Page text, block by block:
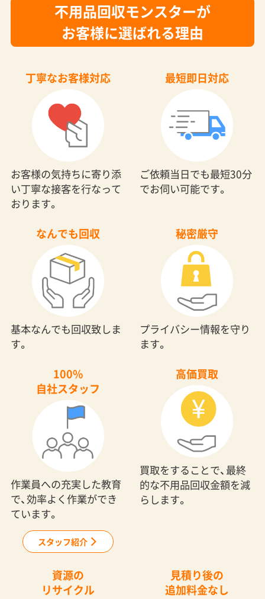
不用品回収モンスターが
お客様に選ばれる理由
丁寧なお客様対応
お客様の気持ちに寄り添
い丁寧な接客を行なって
おります。
最短即日対応
ご依頼当日でも最短30分
でお伺い可能です。
なんでも回収
基本なんでも回収致しま
す。
秘密厳守
プライバシー情報を守り
ます。
100%
自社スタッフ
作業員への充実した教育
で、効率よく作業ができ
ています。
スタッフ紹介
高価買取
買取をすることで、最終
的な不用品回収金額を減
らします。
資源の
リサイクル
見積り後の
追加料金なし